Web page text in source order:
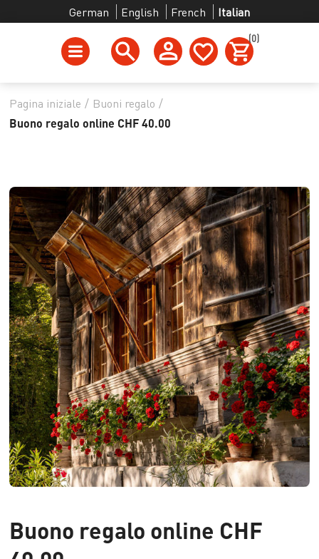
German English French Italian
(0)
Pagina iniziale / Buoni regalo /
Buono regalo online CHF 40.00
Buono regalo online CHF